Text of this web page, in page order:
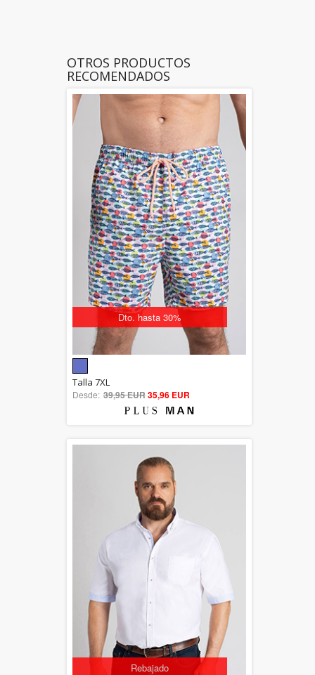
OTROS PRODUCTOS
RECOMENDADOS
Dto. hasta 30%
out of 5
Talla 7XL
Desde: 39,95 EUR35,96 EUR
Rebajado